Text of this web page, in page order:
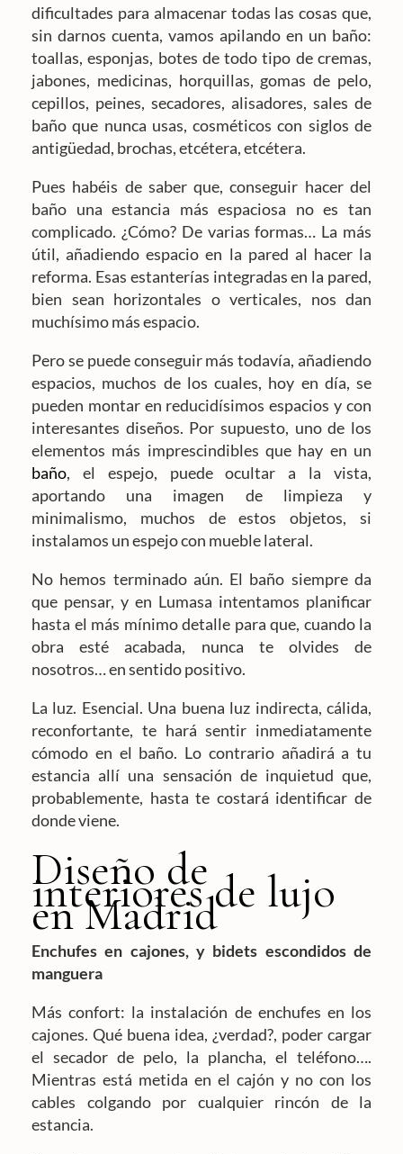
dificultades para almacenar todas las cosas que,
sin darnos cuenta, vamos apilando en un baño:
toallas, esponjas, botes de todo tipo de cremas,
jabones, medicinas, horquillas, gomas de pelo,
cepillos, peines, secadores, alisadores, sales de
baño que nunca usas, cosméticos con siglos de
antigüedad, brochas, etcétera, etcétera.
Pues habéis de saber que, conseguir hacer del
baño una estancia más espaciosa no es tan
complicado. ¿Cómo? De varias formas… La más
útil, añadiendo espacio en la pared al hacer la
reforma. Esas estanterías integradas en la pared,
bien sean horizontales o verticales, nos dan
muchísimo más espacio.
Pero se puede conseguir más todavía, añadiendo
espacios, muchos de los cuales, hoy en día, se
pueden montar en reducidísimos espacios y con
interesantes diseños. Por supuesto, uno de los
elementos más imprescindibles que hay en un
baño, el espejo, puede ocultar a la vista,
aportando una imagen de limpieza y
minimalismo, muchos de estos objetos, si
instalamos un espejo con mueble lateral.
No hemos terminado aún. El baño siempre da
que pensar, y en Lumasa intentamos planificar
hasta el más mínimo detalle para que, cuando la
obra esté acabada, nunca te olvides de
nosotros… en sentido positivo.
La luz. Esencial. Una buena luz indirecta, cálida,
reconfortante, te hará sentir inmediatamente
cómodo en el baño. Lo contrario añadirá a tu
estancia allí una sensación de inquietud que,
probablemente, hasta te costará identificar de
donde viene.
Diseño de
interiores de lujo
en Madrid
Enchufes en cajones, y bidets escondidos de
manguera
Más confort: la instalación de enchufes en los
cajones. Qué buena idea, ¿verdad?, poder cargar
el secador de pelo, la plancha, el teléfono….
Mientras está metida en el cajón y no con los
cables colgando por cualquier rincón de la
estancia.